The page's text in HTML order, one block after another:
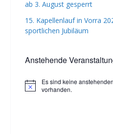
ab 3. August gesperrt
15. Kapellenlauf in Vorra
sportlichen Jubiläum
Anstehende
H
Es sind keine
vorhanden.